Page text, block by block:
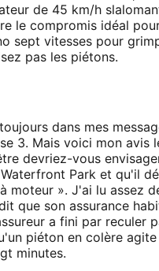
de 45 km/h
le compromis idéal
vitesses pour
pas les piétons.
dans mes
3. Mais voici mon
devriez-vous
Park et qu'il
». J'ai lu assez
que son assurance
a fini par reculer
piéton en colère
minutes.